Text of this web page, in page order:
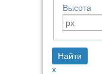
Высота
x